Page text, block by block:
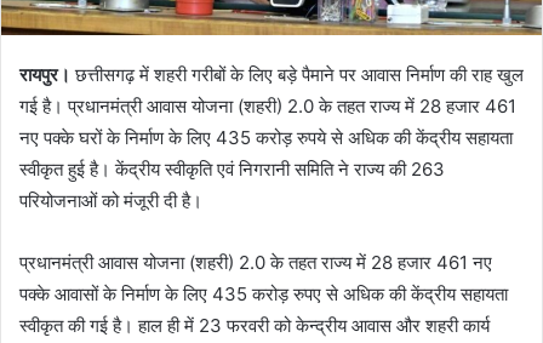
रायपुर। छत्तीसगढ़ में शहरी गरीबों के लिए बड़े पैमाने पर आवास निर्माण की राह खुल
गई है। प्रधानमंत्री आवास योजना (शहरी) 2.0 के तहत राज्य में 28 हजार 461
नए पक्के घरों के निर्माण के लिए 435 करोड़ रुपये से अधिक की केंद्रीय सहायता
स्वीकृत हुई है। केंद्रीय स्वीकृति एवं निगरानी समिति ने राज्य की 263
परियोजनाओं को मंजूरी दी है।
प्रधानमंत्री आवास योजना (शहरी) 2.0 के तहत राज्य में 28 हजार 461 नए
पक्के आवासों के निर्माण के लिए 435 करोड़ रुपए से अधिक की केंद्रीय सहायता
स्वीकृत की गई है। हाल ही में 23 फरवरी को केन्द्रीय आवास और शहरी कार्य